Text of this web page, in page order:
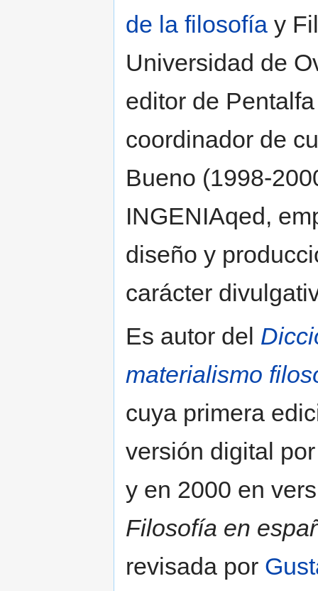
de la filosofía y
Universidad de
editor de
coordinador de
Bueno (1998-
INGENIAqed,
diseño y
carácter
Es autor del
materialismo
cuya primera
versión digital
y en 2000 en
Filosofía en
revisada por